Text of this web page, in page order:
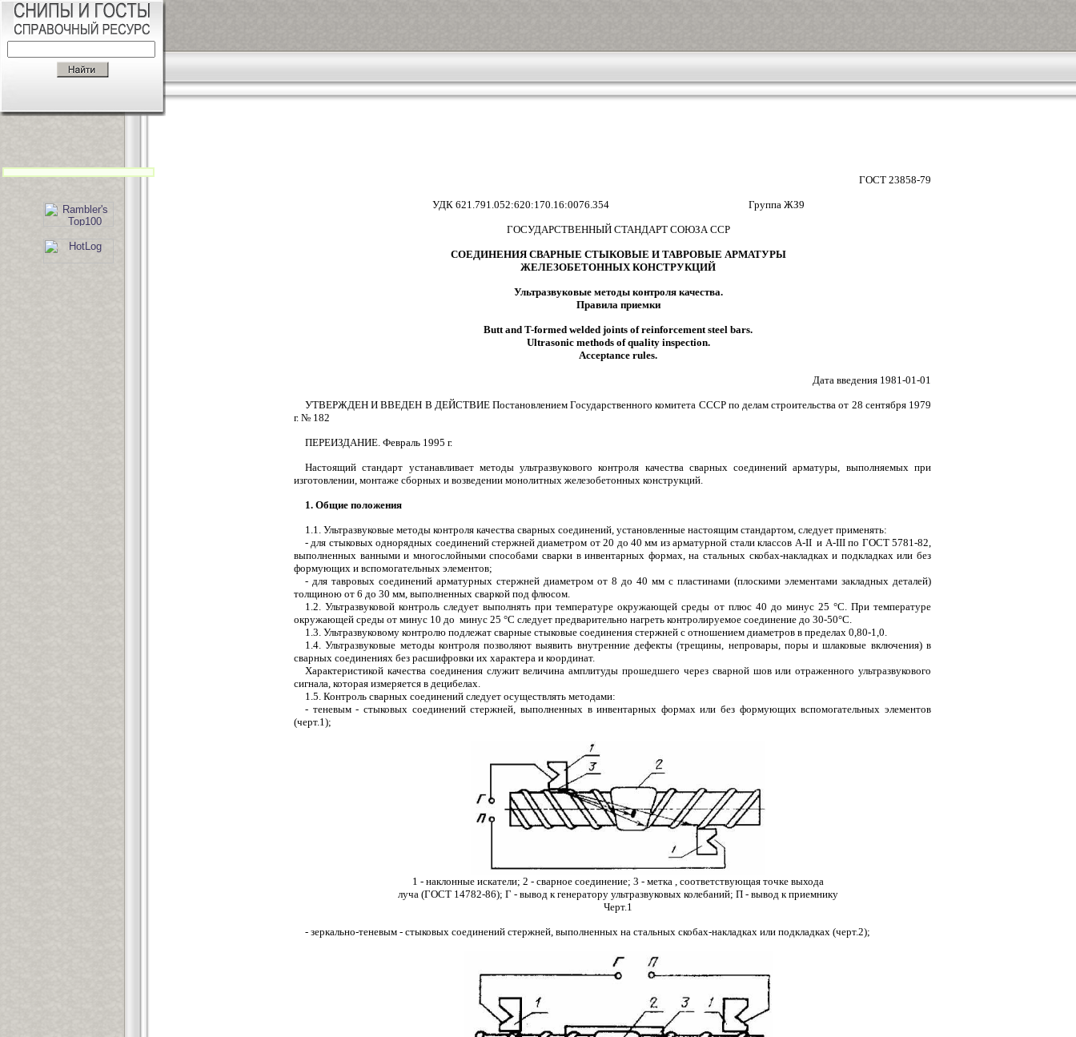
ГОСТ 23858-79
УДК 621.791.052:620:170.16:0076.354 Группа ЖЗ9
ГОСУДАРСТВЕННЫЙ СТАНДАРТ СОЮЗА ССР
СОЕДИНЕНИЯ СВАРНЫЕ СТЫКОВЫЕ И ТАВРОВЫЕ АРМАТУРЫ
ЖЕЛЕЗОБЕТОННЫХ КОНСТРУКЦИЙ
Ультразвуковые методы контроля качества.
Правила приемки
Butt and T-formed welded joints of reinforcement steel bars.
Ultrasonic methods of quality inspection.
Acceptance rules.
Дата введения 1981-01-01
УТВЕРЖДЕН И ВВЕДЕН В ДЕЙСТВИЕ Постановлением Государственного комитета СССР по делам строительства от 28 сентября 1979
г. № 182
ПЕРЕИЗДАНИЕ. Февраль 1995 г.
Настоящий стандарт устанавливает методы ультразвукового контроля качества сварных соединений арматуры, выполняемых при
изготовлении, монтаже сборных и возведении монолитных железобетонных конструкций.
1. Общие положения
1.1. Ультразвуковые методы контроля качества сварных соединений, установленные настоящим стандартом, следует применять:
- для стыковых однорядных соединений стержней диаметром от 20 до 40 мм из арматурной стали классов А-II и А-III по ГОСТ 5781-82,
выполненных ванными и многослойными способами сварки в инвентарных формах, на стальных скобах-накладках и подкладках или без
формующих и вспомогательных элементов;
- для тавровых соединений арматурных стержней диаметром от 8 до 40 мм с пластинами (плоскими элементами закладных деталей)
толщиною от 6 до 30 мм, выполненных сваркой под флюсом.
1.2. Ультразвуковой контроль следует выполнять при температуре окружающей среды от плюс 40 до минус 25 °С. При температуре
окружающей среды от минус 10 до минус 25 °С следует предварительно нагреть контролируемое соединение до 30-50°С.
1.3. Ультразвуковому контролю подлежат сварные стыковые соединения стержней с отношением диаметров в пределах 0,80-1,0.
1.4. Ультразвуковые методы контроля позволяют выявить внутренние дефекты (трещины, непровары, поры и шлаковые включения) в
сварных соединениях без расшифровки их характера и координат.
Характеристикой качества соединения служит величина амплитуды прошедшего через сварной шов или отраженного ультразвукового
сигнала, которая измеряется в децибелах.
1.5. Контроль сварных соединений следует осуществлять методами:
- теневым - стыковых соединений стержней, выполненных в инвентарных формах или без формующих вспомогательных элементов
(черт.1);
1 - наклонные искатели; 2 - сварное соединение; 3 - метка , соответствующая точке выхода
луча (ГОСТ 14782-86); Г - вывод к генератору ультразвуковых колебаний; П - вывод к приемнику
Черт.1
- зеркально-теневым - стыковых соединений стержней, выполненных на стальных скобах-накладках или подкладках (черт.2);